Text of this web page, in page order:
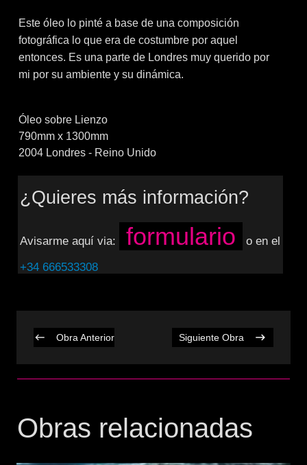
Este óleo lo pinté a base de una composición
fotográfica lo que era de costumbre por aquel
entonces. Es una parte de Londres muy querido por
mi por su ambiente y su dinámica.
Óleo sobre Lienzo
790mm x 1300mm
2004 Londres - Reino Unido
¿Quieres más información?
Avisarme aquí via: formulario
o en el
+34 666533308
Obra Anterior Siguiente Obra
Obras relacionadas